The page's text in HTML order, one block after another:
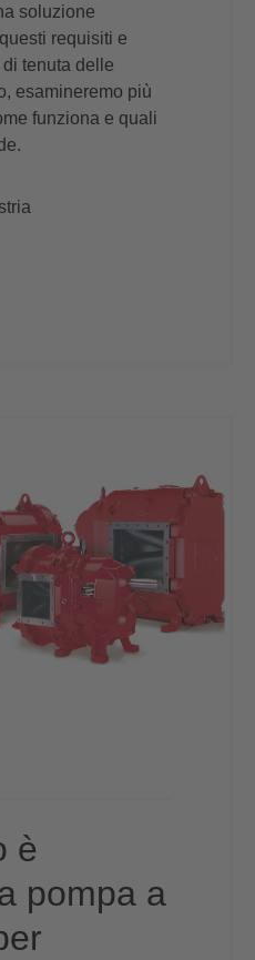
soluzione
requisiti e
tenuta delle
esamineremo più
funziona e quali
è
pompa a